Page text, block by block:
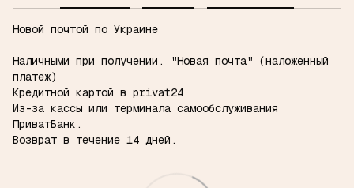
Новой почтой по Украине
Наличными при получении.
"Новая почта" (наложенный
платеж)
Кредитной картой в privat24
Из-за кассы или терминала самообслуживания
ПриватБанк.
Возврат в течение 14 дней.